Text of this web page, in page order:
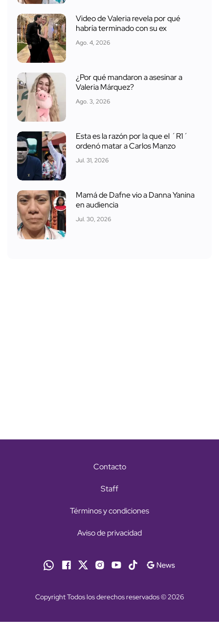
Video de Valeria revela por qué
habría terminado con su ex
Ago. 4, 2026
¿Por qué mandaron a asesinar a
Valeria Márquez?
Ago. 3, 2026
Esta es la razón por la que el ´R1´
ordenó matar a Carlos Manzo
Jul. 31, 2026
Mamá de Dafne vio a Danna Yanina
en audiencia
Jul. 30, 2026
Contacto
Staff
Términos y condiciones
Aviso de privacidad
Copyright Todos los derechos reservados © 2026